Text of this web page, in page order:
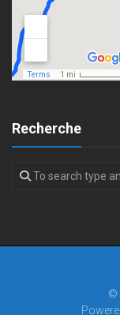
Recherche
©